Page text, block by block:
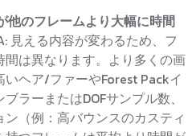
他のフレームより大幅に時間
見える内容が変わるため、フ
は異なります。より多くの画
ヘア/ファーやForest Packイ
ラーまたはDOFサンプル数、
（例：高バウンスのカスティ